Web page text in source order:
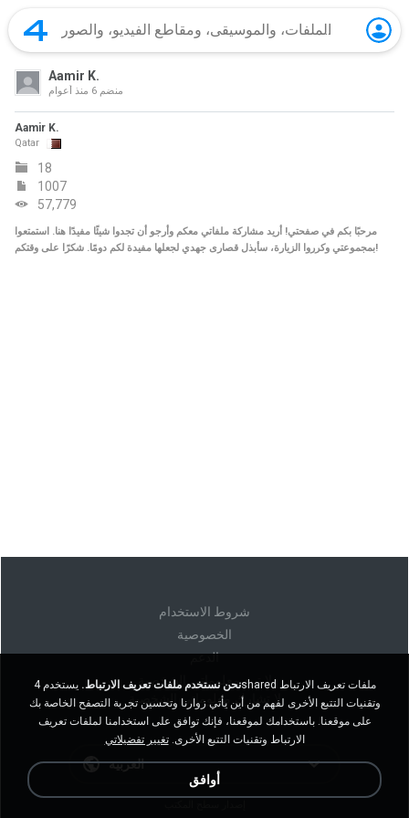
Aamir K.
منضم
Aamir K.
Qatar
18
1007
57,779
مرحبًا بكم في صفحتي! أريد مشاركة ملفاتي معكم وأرجو أن تجدوا شيئًا مفيدًا هنا. استمتعوا
بمجموعتي وكرروا الزيارة، سأبذل قصارى جهدي لجعلها مفيدة لكم دومًا. شكرًا على وقتكم!
شروط الاستخدام
الخصوصية
الدعم
لا تبيع معلوماتي الشخصية
لا تشارك معلوماتي الشخصية
العربية
نحن نستخدم ملفات تعريف الارتباط.
يستخدم 4shared ملفات تعريف الارتباط
وتقنيات التتبع الأخرى لفهم من أين يأتي زوارنا وتحسين تجربة التصفح الخاصة بك
على موقعنا. باستخدامك لموقعنا، فإنك توافق على استخدامنا لملفات تعريف
الارتباط وتقنيات التتبع الأخرى.تغيير تفضيلاتي
أوافق